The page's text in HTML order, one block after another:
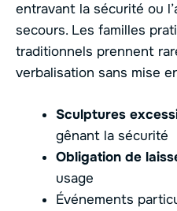
entravant la sécurité ou
secours. Les familles
traditionnels prennent
verbalisation sans mise
Sculptures
gênant la sécurité
Obligation de
usage
Événements